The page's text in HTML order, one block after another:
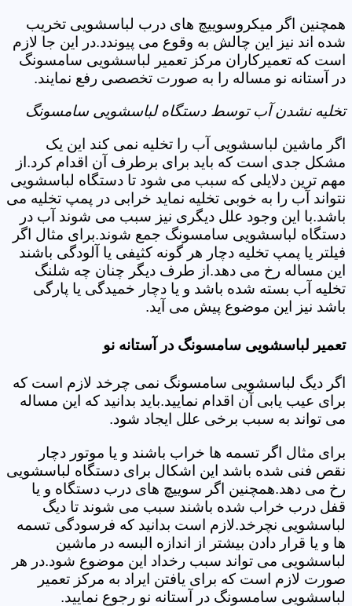
همچنین اگر میکروسوییچ های درب لباسشویی تخریب
شده اند نیز این چالش به وقوع می پیوندد.در این جا لازم
است که تعمیرکاران مرکز تعمیر لباسشویی سامسونگ
در آستانه نو مساله را به صورت تخصصی رفع نمایند.
تخلیه نشدن آب توسط دستگاه لباسشویی سامسونگ
اگر ماشین لباسشویی آب را تخلیه نمی کند این یک
مشکل جدی است که باید برای برطرف آن اقدام کرد.از
مهم ترین دلایلی که سبب می شود تا دستگاه لباسشویی
نتواند آب را به خوبی تخلیه نماید خرابی در پمپ تخلیه می
باشد.با این وجود علل دیگری نیز سبب می شوند آب در
دستگاه لباسشویی سامسونگ جمع شوند.برای مثال اگر
فیلتر یا پمپ تخلیه دچار هر گونه کثیفی یا آلودگی باشند
این مساله رخ می دهد.از طرف دیگر چنان چه شلنگ
تخلیه آب بسته شده باشد و یا دچار خمیدگی یا پارگی
باشد نیز این موضوع پیش می آید.
تعمیر لباسشویی سامسونگ در آستانه نو
اگر دیگ لباسشویی سامسونگ نمی چرخد لازم است که
برای عیب یابی آن اقدام نمایید.باید بدانید که این مساله
می تواند به سبب برخی علل ایجاد شود.
برای مثال اگر تسمه ها خراب باشند و یا موتور دچار
نقص فنی شده باشد این اشکال برای دستگاه لباسشویی
رخ می دهد.همچنین اگر سوییچ های درب دستگاه و یا
قفل درب خراب شده باشند سبب می شوند تا دیگ
لباسشویی نچرخد.لازم است بدانید که فرسودگی تسمه
ها و یا قرار دادن بیشتر از اندازه البسه در ماشین
لباسشویی می تواند سبب رخداد این موضوع شود.در هر
صورت لازم است که برای یافتن ایراد به مرکز تعمیر
لباسشویی سامسونگ در آستانه نو رجوع نمایید.